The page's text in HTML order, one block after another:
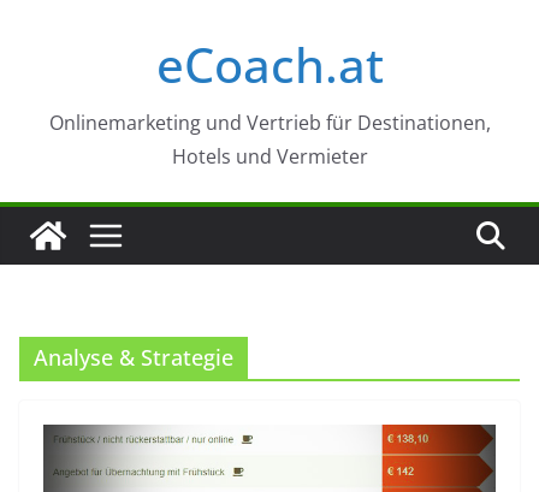
eCoach.at
Onlinemarketing und Vertrieb für Destinationen,
Hotels und Vermieter
Analyse & Strategie